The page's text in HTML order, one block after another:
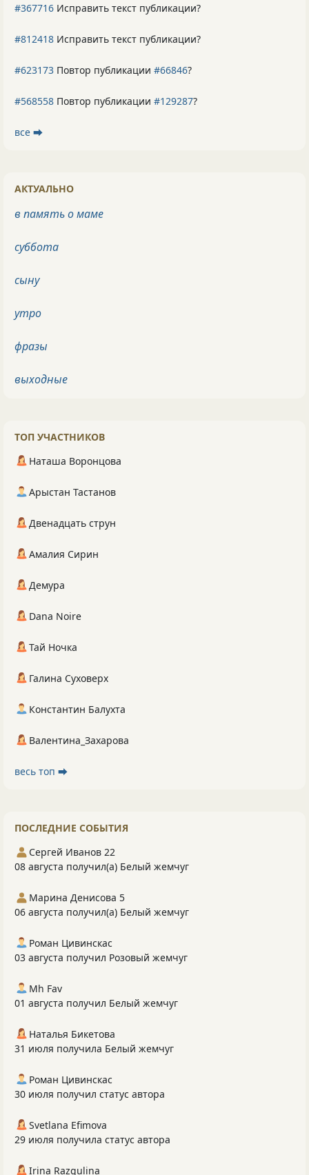
#367716 Исправить текст публикации?
#812418 Исправить текст публикации?
#623173 Повтор публикации #66846?
#568558 Повтор публикации #129287?
все ⮕
АКТУАЛЬНО
в память о маме
суббота
сыну
утро
фразы
выходные
ТОП УЧАСТНИКОВ
Наташа Воронцова
Арыстан Тастанов
Двенадцать струн
Амалия Сирин
Демура
Dana Noire
Тай Ночка
Галина Суховерх
Константин Балухта
Валентина_Захарова
весь топ ⮕
ПОСЛЕДНИЕ СОБЫТИЯ
Сергей Иванов 22
08 августа получил(а) Белый жемчуг
Марина Денисова 5
06 августа получил(а) Белый жемчуг
Роман Цивинскас
03 августа получил Розовый жемчуг
Mh Fav
01 августа получил Белый жемчуг
Наталья Бикетова
31 июля получила Белый жемчуг
Роман Цивинскас
30 июля получил статус автора
Svetlana Efimova
29 июля получила статус автора
Irina Razgulina